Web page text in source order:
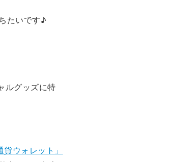
たいです♪
ルグッズに特
貨ウォレット」